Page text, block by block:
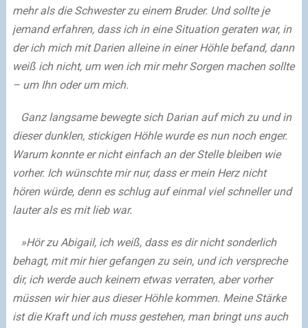
mehr als die Schwester zu einem Bruder. Und sollte je
jemand erfahren, dass ich in eine Situation geraten war, in
der ich mich mit Darien alleine in einer Höhle befand, dann
weiß ich nicht, um wen ich mir mehr Sorgen machen sollte
– um Ihn oder um mich.
Ganz langsame bewegte sich Darian auf mich zu und in
dieser dunklen, stickigen Höhle wurde es nun noch enger.
Warum konnte er nicht einfach an der Stelle bleiben wie
vorher. Ich wünschte mir nur, dass er mein Herz nicht
hören würde, denn es schlug auf einmal viel schneller und
lauter als es mit lieb war.
»Hör zu Abigail, ich weiß, dass es dir nicht sonderlich
behagt, mit mir hier gefangen zu sein, und ich verspreche
dir, ich werde auch keinem etwas verraten, aber vorher
müssen wir hier aus dieser Höhle kommen. Meine Stärke
ist die Kraft und ich muss gestehen, man bringt uns auch